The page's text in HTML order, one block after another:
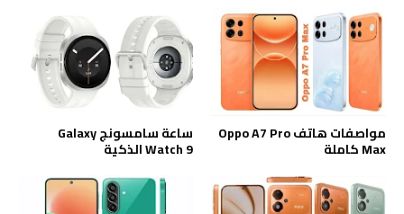
مواصفات هاتف Oppo A7 Pro
Max كاملة
ساعة سامسونج Galaxy
Watch 9 الذكية